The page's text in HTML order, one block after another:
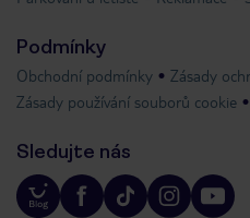
Podmínky
Obchodní podmínky
Zásady
Zásady používání souborů cookie
Sledujte nás